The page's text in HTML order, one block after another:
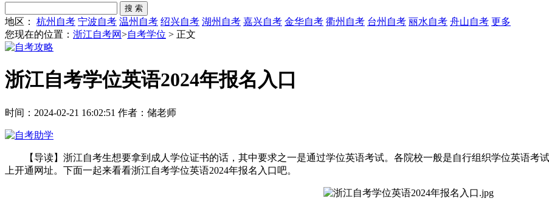
地区： 杭州自考 宁波自考 温州自考 绍兴自考 湖州自考 嘉兴自考 金华自考 衢州自考 台州自考 丽水自考 舟山自考 更多
您现在的位置： 浙江自考网>自考学位 > 正文
浙江自考学位英语2024年报名入口
时间：2024-02-21 16:02:51 作者：储老师
【导读】浙江自考生想要拿到成人学位证书的话，其中要求之一是通过学位英语考试。各院校一般是自行组织学位英语考
上开通网址。下面一起来看看浙江自考学位英语2024年报名入口吧。